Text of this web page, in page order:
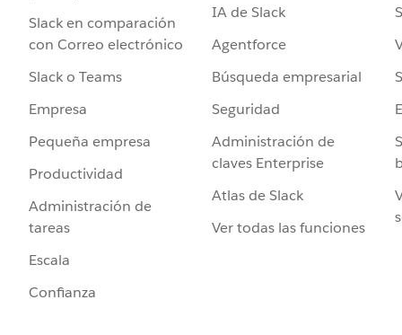
Slack en comparación
con Correo electrónico
Slack o Teams
Empresa
Pequeña empresa
Productividad
Administración de
tareas
Escala
Confianza
IA de Slack
Agentforce
Búsqueda empresarial
Seguridad
Administración de
claves Enterprise
Atlas de Slack
Ver todas las funciones